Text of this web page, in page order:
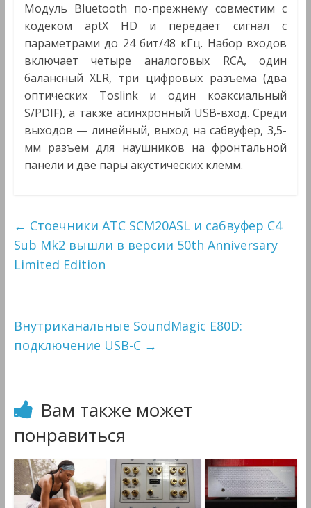
Модуль Bluetooth по-прежнему совместим с
кодеком aptX HD и передает сигнал с
параметрами до 24 бит/48 кГц. Набор входов
включает четыре аналоговых RCA, один
балансный XLR, три цифровых разъема (два
оптических Toslink и один коаксиальный
S/PDIF), а также асинхронный USB-вход. Среди
выходов — линейный, выход на сабвуфер, 3,5-
мм разъем для наушников на фронтальной
панели и две пары акустических клемм.
← Стоечники ATC SCM20ASL и сабвуфер C4
Sub Mk2 вышли в версии 50th Anniversary
Limited Edition
Внутриканальные SoundMagic E80D:
подключение USB-C →
Вам также может
понравиться